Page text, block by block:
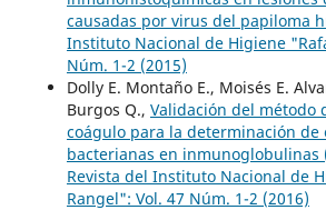
causadas por virus del papiloma
Instituto Nacional de Higiene
Núm. 1-2 (2015)
Dolly E. Montaño E., Moisés E.
Burgos Q., Validación del método
coágulo para la determinación de
bacterianas en inmunoglobulinas
Revista del Instituto Nacional de
Rangel": Vol. 47 Núm. 1-2 (2016)